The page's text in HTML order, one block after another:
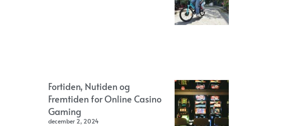
Fortiden, Nutiden og
Fremtiden for Online Casino
Gaming
december 2, 2024